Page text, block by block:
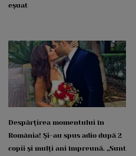
eșuat
Despărțirea momentului în
România! Și-au spus adio după 2
copii și mulți ani împreună. „Sunt